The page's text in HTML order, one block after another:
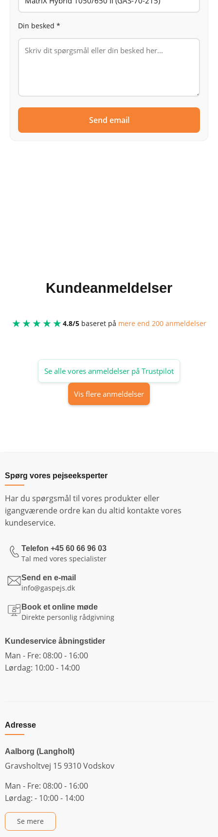
Din besked *
Send email
Kundeanmeldelser
★★★★★ 4.8/5 baseret på mere end 200 anmeldelser
Se alle vores anmeldelser på Trustpilot
Vis flere anmeldelser
Spørg vores pejseeksperter
Har du spørgsmål til vores produkter eller
igangværende ordre kan du altid kontakte vores
kundeservice.
Telefon +45 60 66 96 03
Tal med vores specialister
Send en e-mail
info@gaspejs.dk
Book et online møde
Direkte personlig rådgivning
Kundeservice åbningstider
Man - Fre: 08:00 - 16:00
Lørdag: 10:00 - 14:00
Adresse
Aalborg (Langholt)
Gravsholtvej 15 9310 Vodskov
Man - Fre: 08:00 - 16:00
Lørdag: - 10:00 - 14:00
Se mere